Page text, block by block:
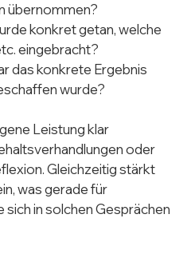
übernommen?
konkret getan, welche
eingebracht?
das konkrete Ergebnis
wurde?
Leistung klar
oder
Gleichzeitig stärkt
was gerade für
sich in solchen Gesprächen